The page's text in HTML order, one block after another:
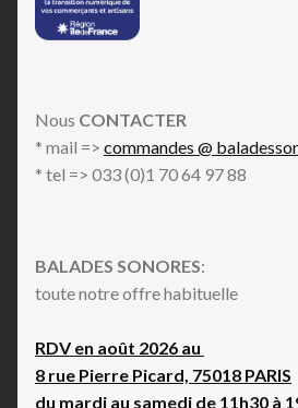
Nous CONTACTER
* mail => commandes @
* tel => 033 (0)1 70 64 97 88
BALADES SONORES:
toute notre offre habituelle
RDV en août 2026 au
8 rue Pierre Picard, 75018 PARIS
du mardi au samedi de 11h30 à